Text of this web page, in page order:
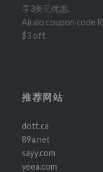
享3美元优惠.
Airalo coupon code
$3 off.
推荐网站
dott.ca
89a.net
sayy.com
yeea.com